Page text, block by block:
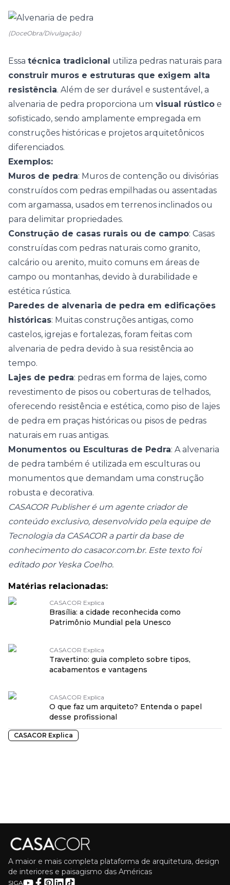
(DoceObra/Divulgação)
Essa técnica tradicional utiliza pedras naturais para
construir muros e estruturas que exigem alta
resistência. Além de ser durável e sustentável, a
alvenaria de pedra proporciona um visual rústico e
sofisticado, sendo amplamente empregada em
construções históricas e projetos arquitetônicos
diferenciados.
Exemplos:
Muros de pedra: Muros de contenção ou divisórias
construídos com pedras empilhadas ou assentadas
com argamassa, usados em terrenos inclinados ou
para delimitar propriedades.
Construção de casas rurais ou de campo: Casas
construídas com pedras naturais como granito,
calcário ou arenito, muito comuns em áreas de
campo ou montanhas, devido à durabilidade e
estética rústica.
Paredes de alvenaria de pedra em edificações
históricas: Muitas construções antigas, como
castelos, igrejas e fortalezas, foram feitas com
alvenaria de pedra devido à sua resistência ao
tempo.
Lajes de pedra: pedras em forma de lajes, como
revestimento de pisos ou coberturas de telhados,
oferecendo resistência e estética, como piso de lajes
de pedra em praças históricas ou pisos de pedras
naturais em ruas antigas.
Monumentos ou Esculturas de Pedra: A alvenaria
de pedra também é utilizada em esculturas ou
monumentos que demandam uma construção
robusta e decorativa.
CASACOR Publisher é um agente criador de
conteúdo exclusivo, desenvolvido pela equipe de
Tecnologia da CASACOR a partir da base de
conhecimento do casacor.com.br. Este texto foi
editado por Yeska Coelho.
Matérias relacionadas:
CASACOR Explica
Brasília: a cidade reconhecida como
Patrimônio Mundial pela Unesco
CASACOR Explica
Travertino: guia completo sobre tipos,
acabamentos e vantagens
CASACOR Explica
O que faz um arquiteto? Entenda o papel
desse profissional
CASACOR Explica
A maior e mais completa plataforma de arquitetura, design
de interiores e paisagismo das Américas
SIGA